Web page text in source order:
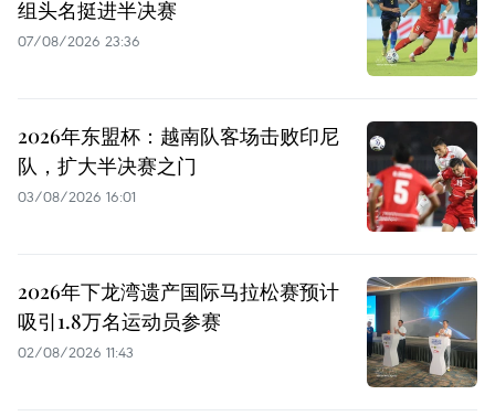
组头名挺进半决赛
07/08/2026 23:36
2026年东盟杯：越南队客场击败印尼
队，扩大半决赛之门
03/08/2026 16:01
2026年下龙湾遗产国际马拉松赛预计
吸引1.8万名运动员参赛
02/08/2026 11:43